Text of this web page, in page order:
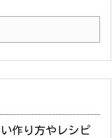
作り方やレシピ